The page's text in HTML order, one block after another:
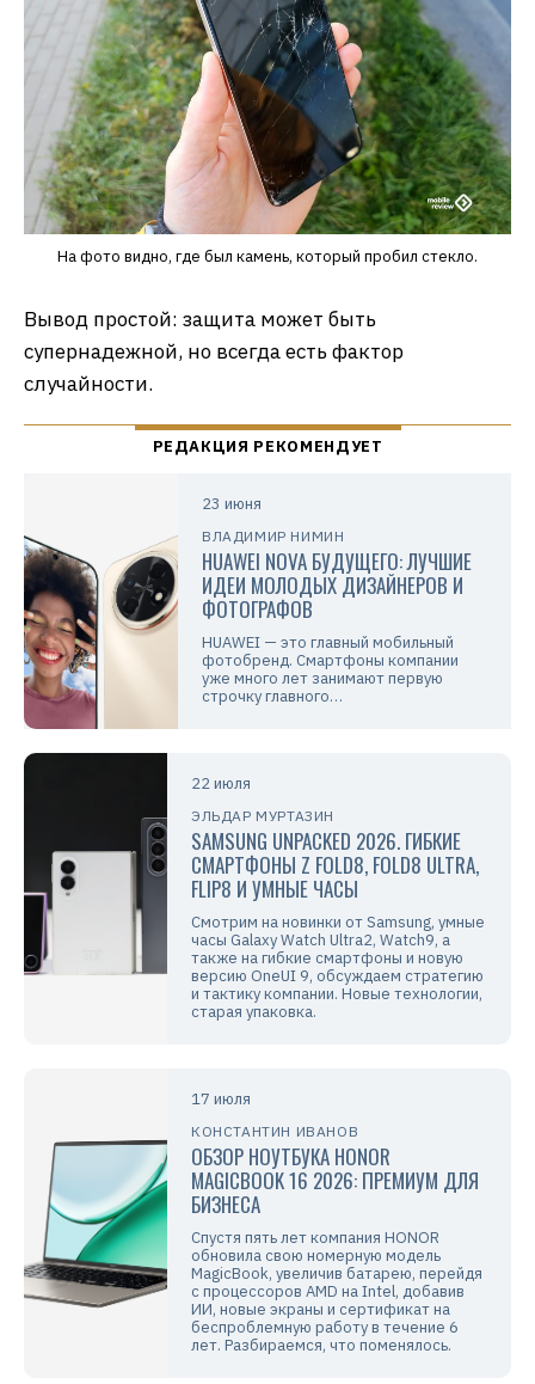
На фото видно, где был камень, который пробил стекло.
Вывод простой: защита может быть
супернадежной, но всегда есть фактор
случайности.
23 июня
ВЛАДИМИР НИМИН
HUAWEI NOVA БУДУЩЕГО: ЛУЧШИЕ
ИДЕИ МОЛОДЫХ ДИЗАЙНЕРОВ И
ФОТОГРАФОВ
HUAWEI — это главный мобильный
фотобренд. Смартфоны компании
уже много лет занимают первую
строчку главного…
22 июля
ЭЛЬДАР МУРТАЗИН
SAMSUNG UNPACKED 2026. ГИБКИЕ
СМАРТФОНЫ Z FOLD8, FOLD8 ULTRA,
FLIP8 И УМНЫЕ ЧАСЫ
Смотрим на новинки от Samsung, умные
часы Galaxy Watch Ultra2, Watch9, а
также на гибкие смартфоны и новую
версию OneUI 9, обсуждаем стратегию
и тактику компании. Новые технологии,
старая упаковка.
17 июля
КОНСТАНТИН ИВАНОВ
ОБЗОР НОУТБУКА HONOR
MAGICBOOK 16 2026: ПРЕМИУМ ДЛЯ
БИЗНЕСА
Спустя пять лет компания HONOR
обновила свою номерную модель
MagicBook, увеличив батарею, перейдя
с процессоров AMD на Intel, добавив
ИИ, новые экраны и сертификат на
беспроблемную работу в течение 6
лет. Разбираемся, что поменялось.